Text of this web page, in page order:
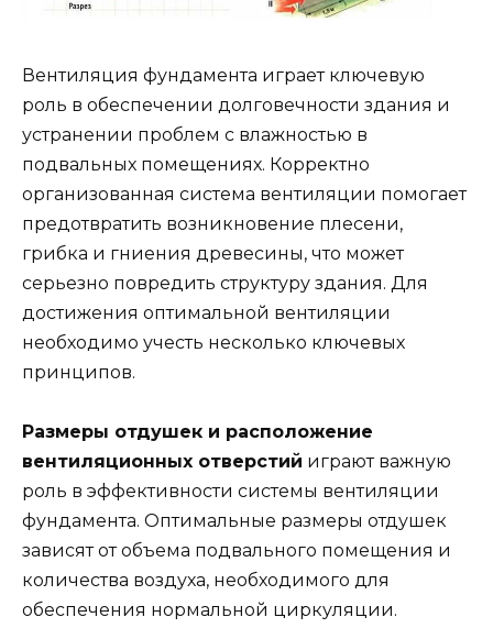
Вентиляция фундамента играет ключевую
роль в обеспечении долговечности здания и
устранении проблем с влажностью в
подвальных помещениях. Корректно
организованная система вентиляции помогает
предотвратить возникновение плесени,
грибка и гниения древесины, что может
серьезно повредить структуру здания. Для
достижения оптимальной вентиляции
необходимо учесть несколько ключевых
принципов.
Размеры отдушек и расположение
вентиляционных отверстий играют важную
роль в эффективности системы вентиляции
фундамента. Оптимальные размеры отдушек
зависят от объема подвального помещения и
количества воздуха, необходимого для
обеспечения нормальной циркуляции.